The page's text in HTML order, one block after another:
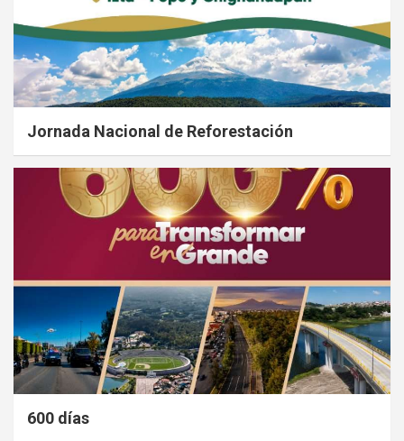
Jornada Nacional de Reforestación
600 días